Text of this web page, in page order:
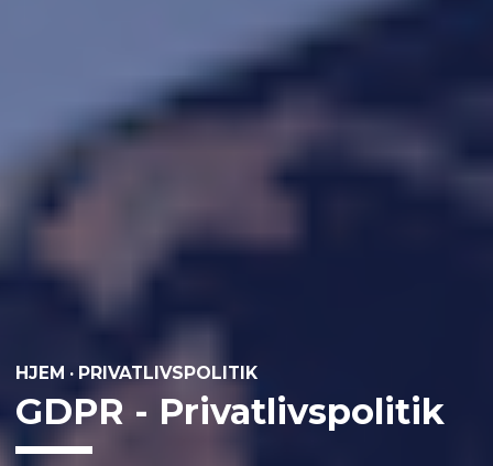
HJEM · PRIVATLIVSPOLITIK
GDPR - Privatlivspolitik